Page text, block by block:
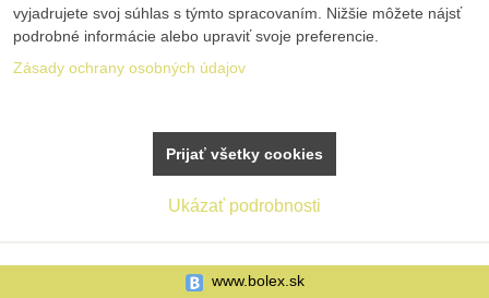
www.bolex.sk
vyjadrujete svoj súhlas s týmto spracovaním. Nižšie môžete nájsť
podrobné informácie alebo upraviť svoje preferencie.
Zásady ochrany osobných údajov
Ukázať podrobnosti
Prijať všetky cookies